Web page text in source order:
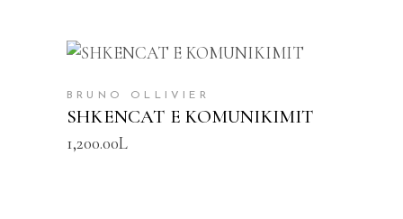
BRUNO OLLIVIER
SHKENCAT E KOMUNIKIMIT
1,200.00L